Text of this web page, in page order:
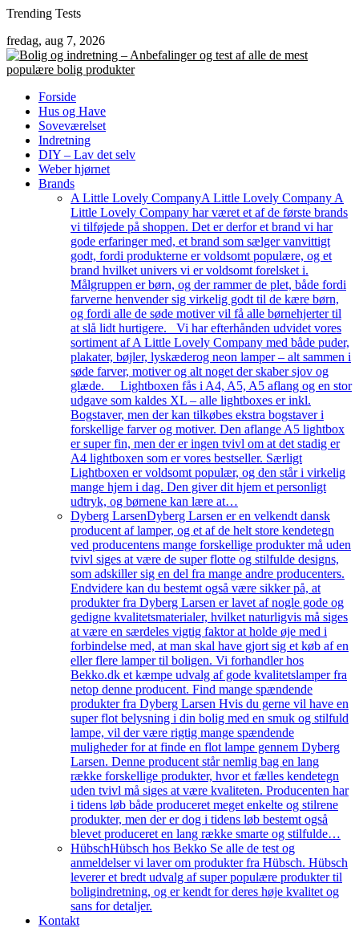
Skip
content
Trending Tests
fredag, aug 7, 2026
Forside
Hus og Have
Soveværelset
Indretning
DIY – Lav det selv
Weber hjørnet
Brands
A Little Lovely CompanyA Little Lovely Company A
Little Lovely Company har været et af de første brands
vi tilføjede på shoppen. Det er derfor et brand vi har
gode erfaringer med, et brand som sælger vanvittigt
godt, fordi produkterne er voldsomt populære, og et
brand hvilket univers vi er voldsomt forelsket i.
Målgruppen er børn, og der rammer de plet, både fordi
farverne henvender sig virkelig godt til de kære børn,
og fordi alle de søde motiver vil få alle børnehjerter til
at slå lidt hurtigere. Vi har efterhånden udvidet vores
sortiment af A Little Lovely Company med både puder,
plakater, bøjler, lyskæderog neon lamper – alt sammen i
søde farver, motiver og alt noget der skaber sjov og
glæde. Lightboxen fås i A4, A5, A5 aflang og en stor
udgave som kaldes XL – alle lightboxes er inkl.
Bogstaver, men der kan tilkøbes ekstra bogstaver i
forskellige farver og motiver. Den aflange A5 lightbox
er super fin, men der er ingen tvivl om at det stadig er
A4 lightboxen som er vores bestseller. Særligt
Lightboxen er voldsomt populær, og den står i virkelig
mange hjem i dag. Den giver dit hjem et personligt
udtryk, og børnene kan lære at…
Dyberg LarsenDyberg Larsen er en velkendt dansk
producent af lamper, og et af de helt store kendetegn
ved producentens mange forskellige produkter må uden
tvivl siges at være de super flotte og stilfulde designs,
som adskiller sig en del fra mange andre producenters.
Endvidere kan du bestemt også være sikker på, at
produkter fra Dyberg Larsen er lavet af nogle gode og
gedigne kvalitetsmaterialer, hvilket naturligvis må siges
at være en særdeles vigtig faktor at holde øje med i
forbindelse med, at man skal have gjort sig et køb af en
eller flere lamper til boligen. Vi forhandler hos
Bekko.dk et kæmpe udvalg af gode kvalitetslamper fra
netop denne producent. Find mange spændende
produkter fra Dyberg Larsen Hvis du gerne vil have en
super flot belysning i din bolig med en smuk og stilfuld
lampe, vil der være rigtig mange spændende
muligheder for at finde en flot lampe gennem Dyberg
Larsen. Denne producent står nemlig bag en lang
række forskellige produkter, hvor et fælles kendetegn
uden tvivl må siges at være kvaliteten. Producenten har
i tidens løb både produceret meget enkelte og stilrene
produkter, men der er dog i tidens løb bestemt også
blevet produceret en lang række smarte og stilfulde…
HübschHübsch hos Bekko Se alle de test og
anmeldelser vi laver om produkter fra Hübsch. Hübsch
leverer et bredt udvalg af super populære produkter til
boligindretning, og er kendt for deres høje kvalitet og
sans for detaljer.
Kontakt